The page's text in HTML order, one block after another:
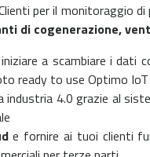
per il monitoraggio
di cogenerazione,
a scambiare i dati
ready to use Optimo
industria 4.0 grazie al
e fornire ai tuoi clienti